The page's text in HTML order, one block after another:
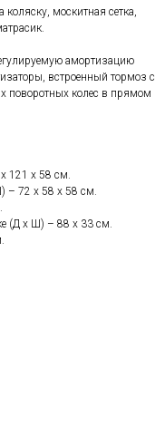
москитная сетка,
амортизацию
встроенный тормоз с
поворотных колес в прямом
121 х 58 см.
– 72 х 58 х 58 см.
(Д х Ш) – 88 х 33 см.